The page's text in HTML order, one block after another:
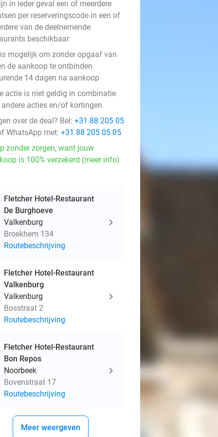
in ieder geval een of meerdere
per reserveringscode in een of
van de deelnemende
beschikbaar
mogelijk om zonder opgaaf van
de aankoop te ontbinden
14 dagen na aankoop
actie is niet geldig in combinatie
andere acties en/of kortingen
over de deal? Bel: +31 88 205 05
WhatsApp met: +31 88 205 05 05
zonder zorgen, want jouw
is 100% verzekerd (meer info)
Fletcher Hotel-Restaurant
De Burghoeve
Valkenburg
Broekhem 134
Routebeschrijving
Fletcher Hotel-Restaurant
Valkenburg
Valkenburg
Bosstraat 2
Routebeschrijving
Fletcher Hotel-Restaurant
Bon Repos
Noorbeek
Bovenstraat 17
Routebeschrijving
Meer weergeven